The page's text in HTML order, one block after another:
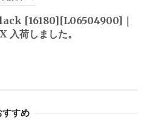
[16180][L06504900]｜
入荷しました。
すすめ